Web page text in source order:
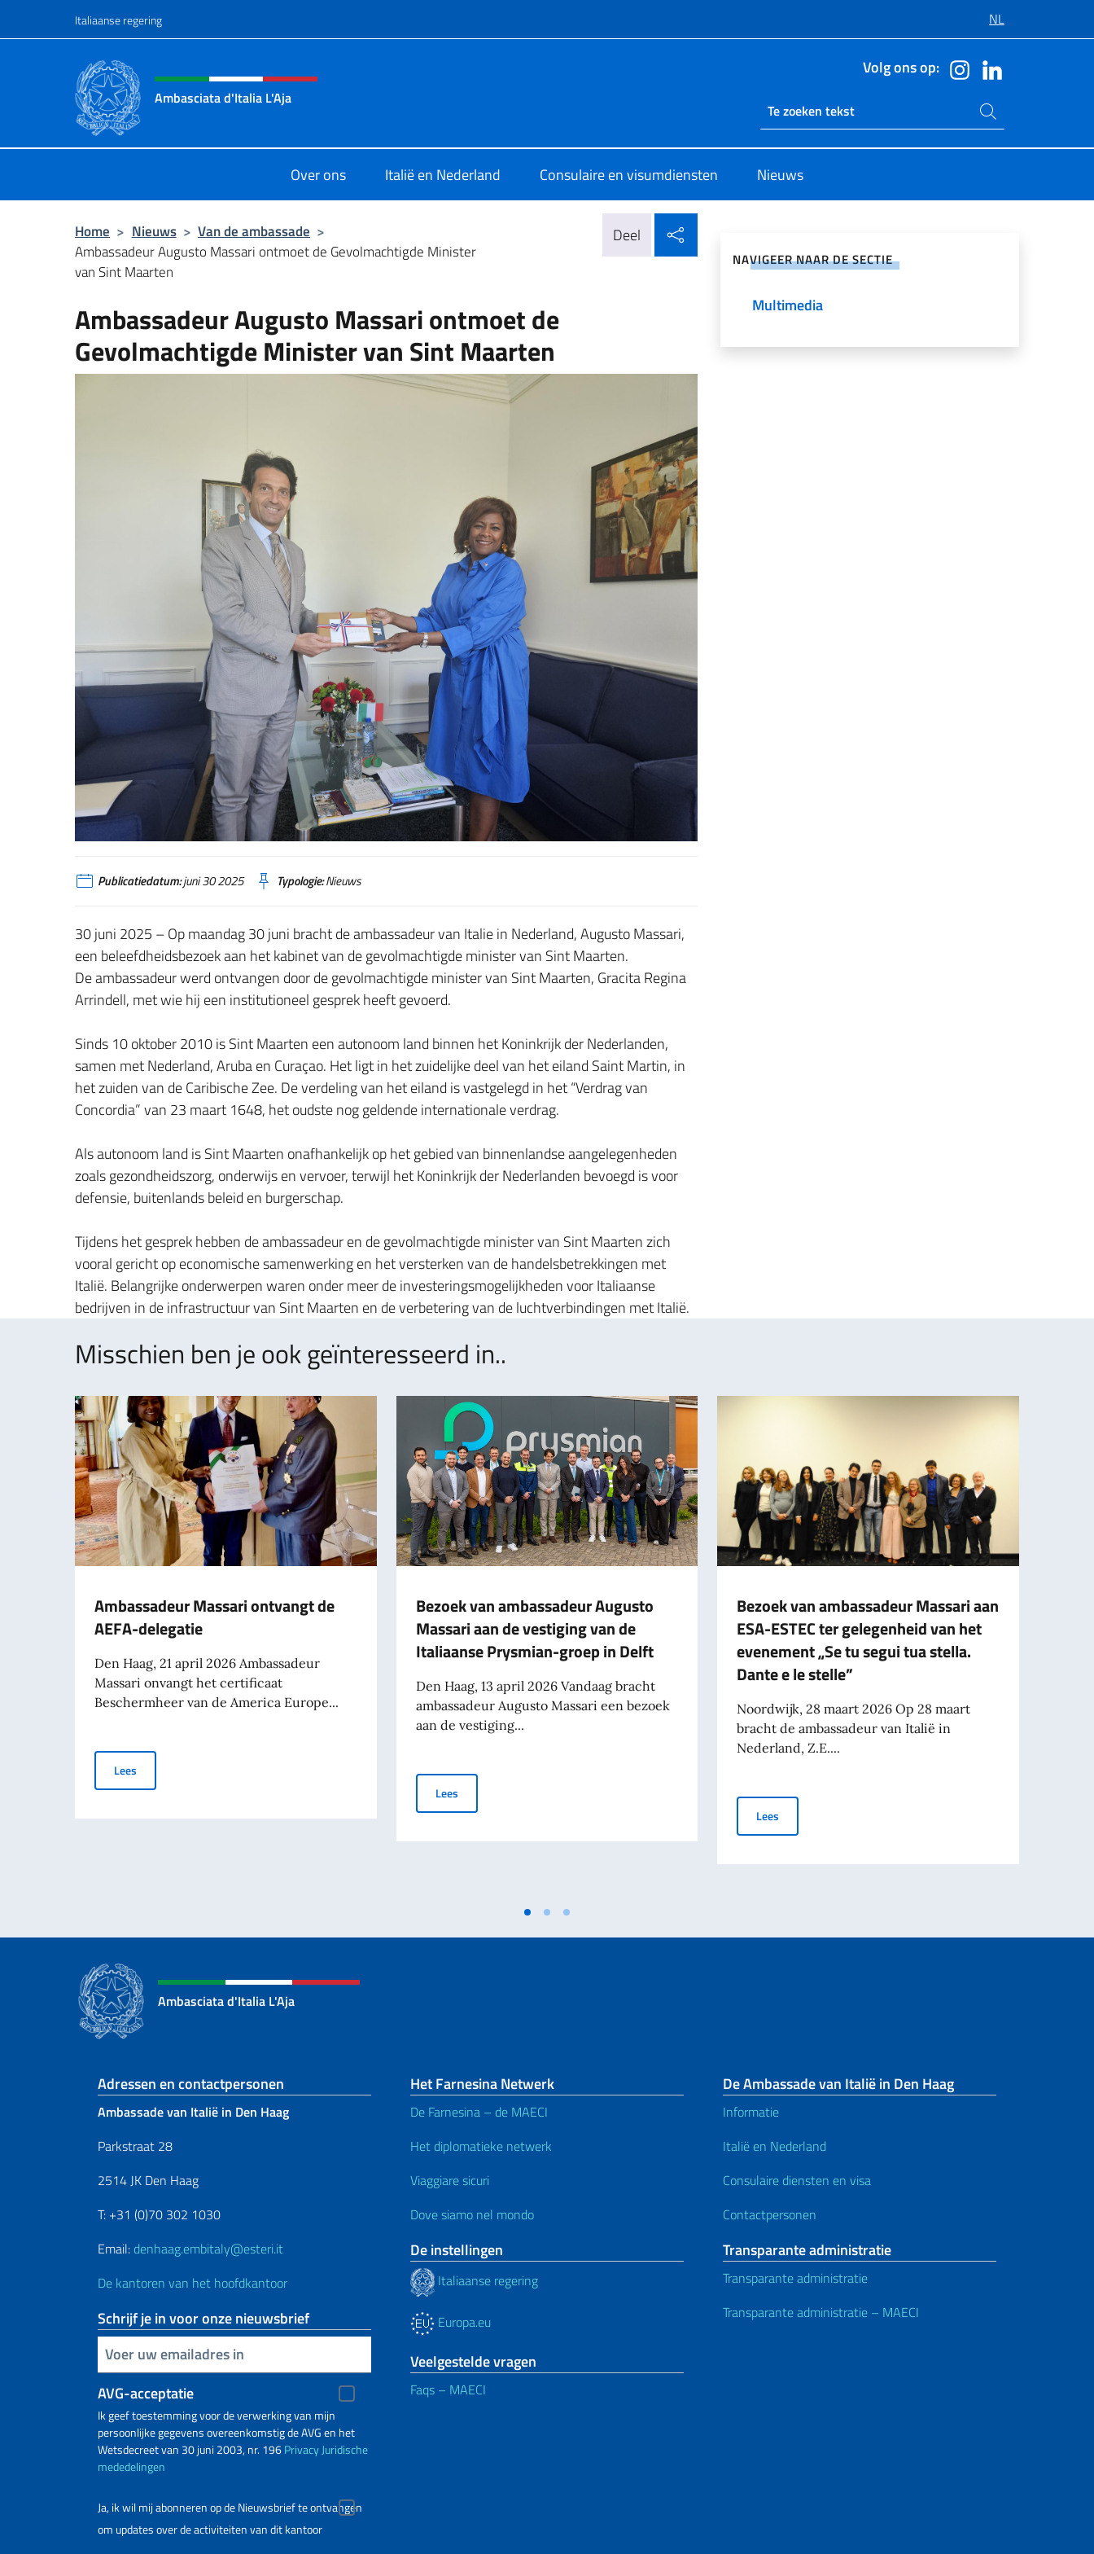
Italiaanse regering NL
Intestazione sito, social e menù
Ambasciata d'Italia L'Aja
Volg ons op:
Ricerca sito live
Zoeken op de site
Over ons Italië en Nederland Consulaire en visumdiensten Nieuws
Home > Nieuws > Van de ambassade >
Ambassadeur Augusto Massari ontmoet de Gevolmachtigde Minister
van Sint Maarten
Deel
Ambassadeur Augusto Massari ontmoet de
Gevolmachtigde Minister van Sint Maarten
Publicatiedatum:juni 30 2025 Typologie:Nieuws
30 juni 2025 – Op maandag 30 juni bracht de ambassadeur van Italie in Nederland, Augusto Massari,
een beleefdheidsbezoek aan het kabinet van de gevolmachtigde minister van Sint Maarten.
De ambassadeur werd ontvangen door de gevolmachtigde minister van Sint Maarten, Gracita Regina
Arrindell, met wie hij een institutioneel gesprek heeft gevoerd.
Sinds 10 oktober 2010 is Sint Maarten een autonoom land binnen het Koninkrijk der Nederlanden,
samen met Nederland, Aruba en Curaçao. Het ligt in het zuidelijke deel van het eiland Saint Martin, in
het zuiden van de Caribische Zee. De verdeling van het eiland is vastgelegd in het “Verdrag van
Concordia” van 23 maart 1648, het oudste nog geldende internationale verdrag.
Als autonoom land is Sint Maarten onafhankelijk op het gebied van binnenlandse aangelegenheden
zoals gezondheidszorg, onderwijs en vervoer, terwijl het Koninkrijk der Nederlanden bevoegd is voor
defensie, buitenlands beleid en burgerschap.
Tijdens het gesprek hebben de ambassadeur en de gevolmachtigde minister van Sint Maarten zich
vooral gericht op economische samenwerking en het versterken van de handelsbetrekkingen met
Italië. Belangrijke onderwerpen waren onder meer de investeringsmogelijkheden voor Italiaanse
bedrijven in de infrastructuur van Sint Maarten en de verbetering van de luchtverbindingen met Italië.
NAVIGEER NAAR DE SECTIE
Multimedia
Misschien ben je ook geïnteresseerd in..
Ambassadeur Massari ontvangt de
AEFA-delegatie
Den Haag, 21 april 2026 Ambassadeur
Massari onvangt het certificaat
Beschermheer van de America Europe...
Lees
Bezoek van ambassadeur Augusto
Massari aan de vestiging van de
Italiaanse Prysmian-groep in Delft
Den Haag, 13 april 2026 Vandaag bracht
ambassadeur Augusto Massari een bezoek
aan de vestiging...
LeesBezoek van ambassadeur Augusto Massari aan de vestiging van de Italiaanse Prysmian-groep in Delft
Bezoek van ambassadeur Massari aan
ESA-ESTEC ter gelegenheid van het
evenement „Se tu segui tua stella.
Dante e le stelle”
Noordwijk, 28 maart 2026 Op 28 maart
bracht de ambassadeur van Italië in
Nederland, Z.E....
Lees
Ambasciata d'Italia L'Aja
Voetregel sectie
Adressen en contactpersonen
Ambassade van Italië in Den Haag
Parkstraat 28
2514 JK Den Haag
T: +31 (0)70 302 1030
Email: denhaag.embitaly@esteri.it
De kantoren van het hoofdkantoor
Schrijf je in voor onze nieuwsbrief
Voer uw e-mailadres in
AVG-acceptatie
Ik geef toestemming voor de verwerking van mijn
persoonlijke gegevens overeenkomstig de AVG en het
Wetsdecreet van 30 juni 2003, nr. 196PrivacyJuridische
mededelingen
Ja, ik wil mij abonneren op de Nieuwsbrief te ontvangen
om updates over de activiteiten van dit kantoor
Het Farnesina Netwerk
De Farnesina – de MAECI
Het diplomatieke netwerk
Viaggiare sicuri
Dove siamo nel mondo
De instellingen
Italiaanse regering
Europa.eu
Veelgestelde vragen
Faqs – MAECI
De Ambassade van Italië in Den Haag
Informatie
Italië en Nederland
Consulaire diensten en visa
Contactpersonen
Transparante administratie
Transparante administratie
Transparante administratie – MAECI